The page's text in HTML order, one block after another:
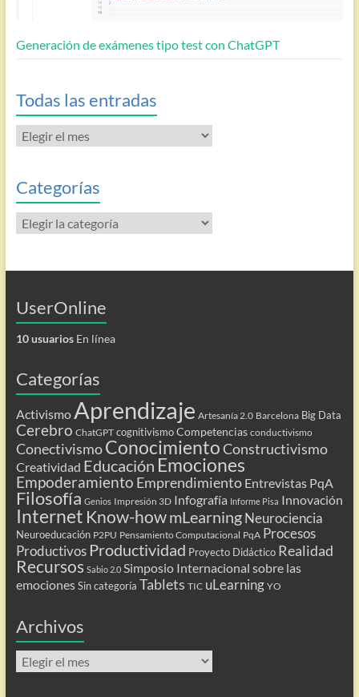
Generación de exámenes tipo test con ChatGPT
Todas las entradas
Todas
las
Categorías
Categorías
UserOnline
10 usuariosEn línea
Categorías
Activismo Aprendizaje Artesanía 2.0 Barcelona Big Data
Cerebro ChatGPT cognitivismo Competencias conductivismo
ConectivismoConocimientoConstructivismo
Creatividad Educación Emociones
Empoderamiento Emprendimiento Entrevistas PqA
Filosofía Genios Impresión 3D Infografía Informe Pisa Innovación
Internet Know-howmLearning Neurociencia
Neuroeducación P2PU Pensamiento Computacional PqA Procesos
Productivos Productividad Proyecto Didáctico Realidad
Recursos Sabio 2.0 Simposio Internacional sobre las
emociones Sin categoría Tablets TIC uLearning YO
Archivos
Archivos